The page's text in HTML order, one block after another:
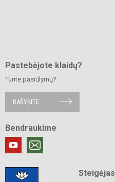
Pastebėjote klaidų?
Turite pasiūlymų?
RAŠYKITE
Bendraukime
Steigėjas